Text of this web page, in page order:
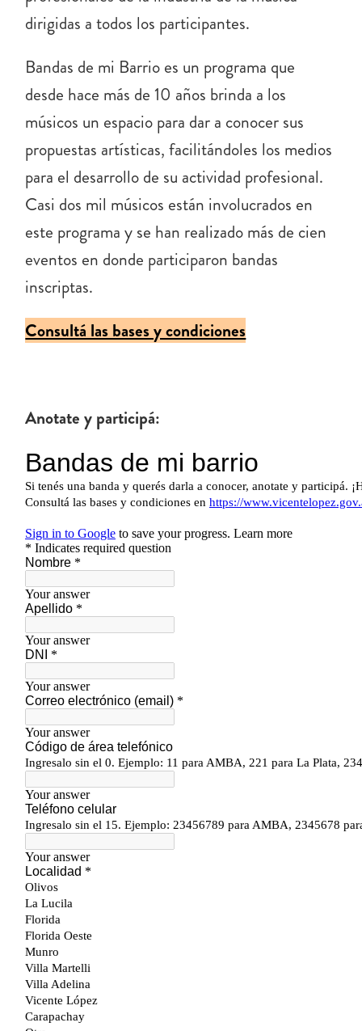
dirigidas a todos los participantes.
Bandas de mi Barrio es un programa que
desde hace más de 10 años brinda a los
músicos un espacio para dar a conocer sus
propuestas artísticas, facilitándoles los medios
para el desarrollo de su actividad profesional.
Casi dos mil músicos están involucrados en
este programa y se han realizado más de cien
eventos en donde participaron bandas
inscriptas.
Consultá las bases y condiciones
Anotate y participá: